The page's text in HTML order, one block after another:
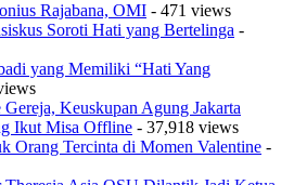
Rajabana, OMI - 471 views
Soroti Hati yang Bertelinga -
yang Memiliki “Hati Yang
Keuskupan Agung Jakarta
Ikut Misa Offline - 37,918 views
Orang Tercinta di Momen Valentine -